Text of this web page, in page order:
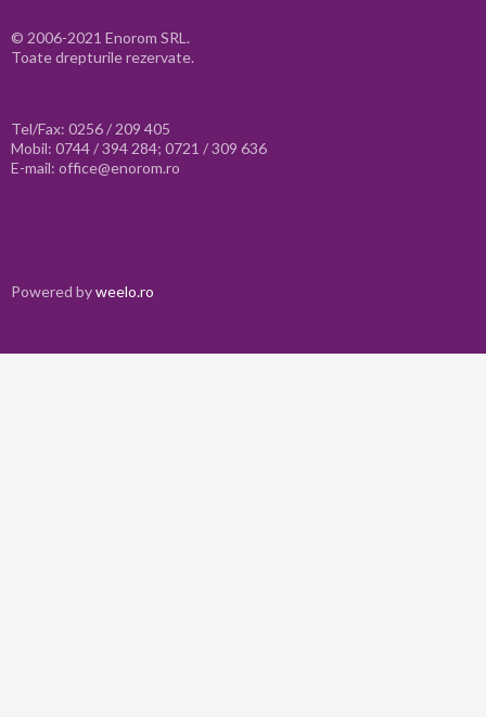
© 2006-2021 Enorom SRL.
Toate drepturile rezervate.
Tel/Fax: 0256 / 209 405
Mobil: 0744 / 394 284; 0721 / 309 636
E-mail: office@enorom.ro
Powered byweelo.ro